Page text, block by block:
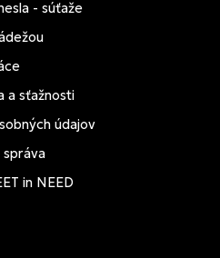
- súťaže
a sťažnosti
údajov
správa
in NEED